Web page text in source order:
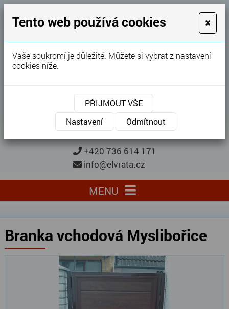
GARÁŽOVÁ VRATA
Karel Procházka
Garážová vrata, brány, ploty ...
Kontaktujte nás
KONTAKTUJTE NÁS
+420 736 614 171
info@elvrata.cz
MENU
Branka vchodová Myslibořice
Tento web používá cookies ×
Vaše soukromí je důležité. Můžete si vybrat z nastavení
cookies níže.
PŘIJMOUT VŠE
Nastavení
Odmítnout